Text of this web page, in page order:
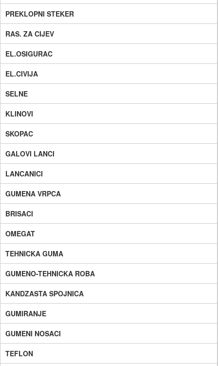
PREKLOPNI STEKER
RAS. ZA CIJEV
EL.OSIGURAC
EL.CIVIJA
SELNE
KLINOVI
SKOPAC
GALOVI LANCI
LANCANICI
GUMENA VRPCA
BRISACI
OMEGAT
TEHNICKA GUMA
GUMENO-TEHNICKA ROBA
KANDZASTA SPOJNICA
GUMIRANJE
GUMENI NOSACI
TEFLON